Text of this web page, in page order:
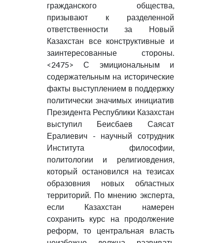
гражданского общества,
призывают к разделенной
ответственности за Новый
Казахстан все конструктивные и
заинтересованные стороны.
<2475> С эмициональным и
содержательным на исторические
факты выступлением в поддержку
политически значимых инициатив
Президента Республики Казахстан
выступил Беисбаев Саясат
Ералиевич - научный сотрудник
Института философии,
политологии и религиовдения,
который остановился на тезисах
образовния новых областных
территорий. По мнению эксперта,
если Казахстан намерен
сохранить курс на продолжение
реформ, то центральная власть